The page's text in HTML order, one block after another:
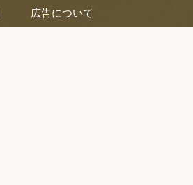
広告について